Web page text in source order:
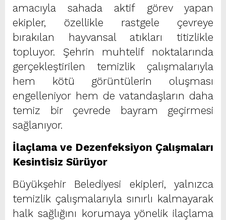
amacıyla sahada aktif görev yapan
ekipler, özellikle rastgele çevreye
bırakılan hayvansal atıkları titizlikle
topluyor. Şehrin muhtelif noktalarında
gerçekleştirilen temizlik çalışmalarıyla
hem kötü görüntülerin oluşması
engelleniyor hem de vatandaşların daha
temiz bir çevrede bayram geçirmesi
sağlanıyor.
İlaçlama ve Dezenfeksiyon Çalışmaları
Kesintisiz Sürüyor
Büyükşehir Belediyesi ekipleri, yalnızca
temizlik çalışmalarıyla sınırlı kalmayarak
halk sağlığını korumaya yönelik ilaçlama